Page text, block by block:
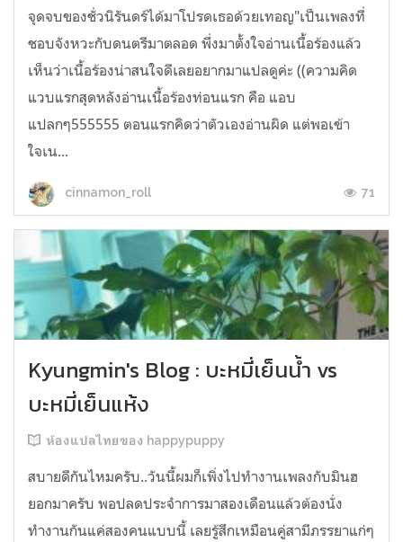
จุดจบของชั่วนิรันดร์ได้มาโปรดเธอด้วยเทอญ"เป็นเพลงที่
ชอบจังหวะกับดนตรีมาตลอด พึ่งมาตั้งใจอ่านเนื้อร้องแล้ว
เห็นว่าเนื้อร้องน่าสนใจดีเลยอยากมาแปลดูค่ะ ((ความคิด
แวบแรกสุดหลังอ่านเนื้อร้องท่อนแรก คือ แอบ
แปลกๆ555555 ตอนแรกคิดว่าตัวเองอ่านผิด แต่พอเข้า
ใจเน...
cinnamon_roll 71
Kyungmin's Blog : บะหมี่เย็นน้ำ vs
บะหมี่เย็นแห้ง
ห้องแปลไทยของ happypuppy
สบายดีกันไหมครับ..วันนี้ผมก็เพิ่งไปทำงานเพลงกับมินฮ
ยอกมาครับ พอปลดประจำการมาสองเดือนแล้วต้องนั่ง
ทำงานกันแค่สองคนแบบนี้ เลยรู้สึกเหมือนคู่สามีภรรยาแก่ๆ